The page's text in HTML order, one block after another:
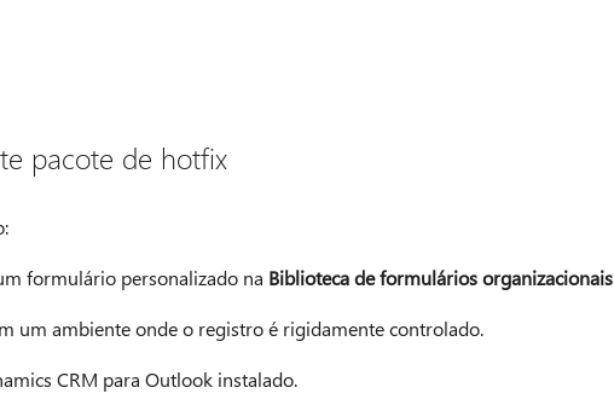
pacote de hotfix
formulário personalizado na Biblioteca de formulários organizacionais
um ambiente onde o registro é rigidamente controlado.
CRM para Outlook instalado.